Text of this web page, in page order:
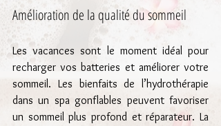
Amélioration de la qualité du sommeil
Les vacances sont le moment idéal pour
recharger vos batteries et améliorer votre
sommeil. Les bienfaits de l’hydrothérapie
dans un spa gonflables peuvent favoriser
un sommeil plus profond et réparateur. La